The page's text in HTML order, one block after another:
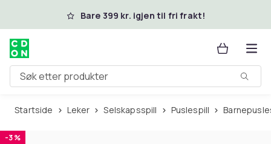
Hopp til hovedinnholdBare 399 kr. igjen til fri frakt!
Søk etter produkter
Startside Leker Selskapsspill Puslespill
-3 %